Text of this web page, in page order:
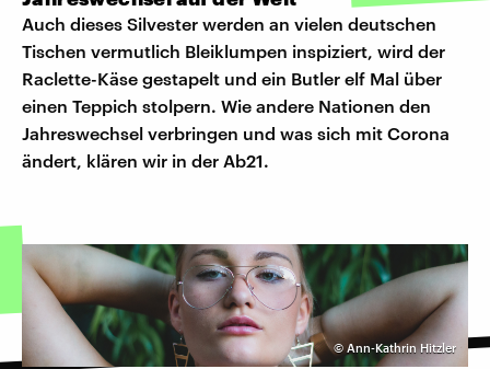
Auch dieses Silvester werden an vielen deutschen
Tischen vermutlich Bleiklumpen inspiziert, wird der
Raclette-Käse gestapelt und ein Butler elf Mal über
einen Teppich stolpern. Wie andere Nationen den
Jahreswechsel verbringen und was sich mit Corona
ändert, klären wir in der Ab21.
© Ann-Kathrin Hitzler